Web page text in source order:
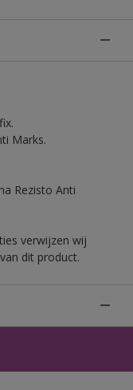
Marks.
Rezisto Anti
verwijzen wij
dit product.